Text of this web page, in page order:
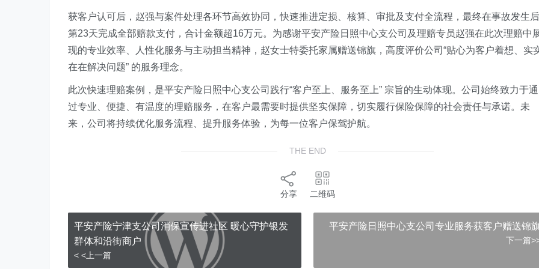
获客户认可后，赵强与案件处理各环节高效协同，快速推进定损、核算、审批及支付全流程，最终在事故发生后
第23天完成全部赔款支付，合计金额超16万元。为感谢平安产险日照中心支公司及理赔专员赵强在此次理赔中
现的专业效率、人性化服务与主动担当精神，赵女士特委托家属赠送锦旗，高度评价公司“贴心为客户着想、实
在在解决问题” 的服务理念。
此次快速理赔案例，是平安产险日照中心支公司践行“客户至上、服务至上” 宗旨的生动体现。公司始终致力于通
过专业、便捷、有温度的理赔服务，在客户最需要时提供坚实保障，切实履行保险保障的社会责任与承诺。未
来，公司将持续优化服务流程、提升服务体验，为每一位客户保驾护航。
THE END
分享 二维码
平安产险宁津支公司消保宣传进社区 暖心守护银发
群体和沿街商户
< <上一篇
平安产险日照中心支公司专业服务获客户赠送锦
下一篇